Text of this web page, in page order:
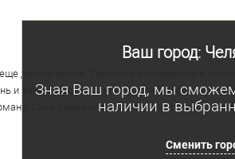
Ваш город:
Зная Ваш город, мы
наличии в
Сменить
долгое время. Трикотаж комфортней в
и заниматься различными активностями. У
Сине-серая хлопковая ткань с